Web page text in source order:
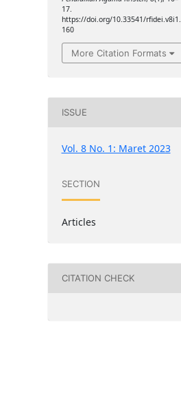
17.
https://doi.org/10.33541/rfidei.v8i1.
160
More Citation Formats
ISSUE
Vol. 8 No. 1: Maret 2023
SECTION
Articles
CITATION CHECK